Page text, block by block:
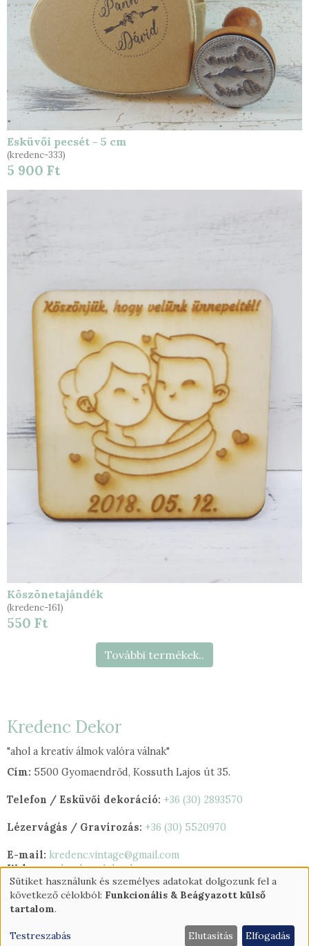
Esküvői pecsét - 5 cm
(kredenc-333)
5 900 Ft
Köszönetajándék
(kredenc-161)
550 Ft
További termékek..
Kredenc Dekor
"ahol a kreatív álmok valóra válnak"
Cím: 5500 Gyomaendrőd, Kossuth Lajos út 35.
Telefon / Esküvői dekoráció: +36 (30) 2893570
Lézervágás / Gravírozás: +36 (30) 5520970
E-mail: kredenc.vintage@gmail.com
Web: www.kredencdekor.hu
Személyes
adatok
sütik
Sütiket használunk és személyes adatokat dolgozunk fel a
következő célokból: Funkcionális & Beágyazott külső
tartalom.
Testreszabás Elutasítás Elfogadás